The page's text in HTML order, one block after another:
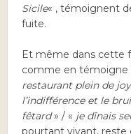
Sicile« , témoignent
fuite.
Et même dans cette
comme en témoigne
restaurant plein de
l’indifférence et le
fêtard» / « je dînais
pourtant vivant, reste